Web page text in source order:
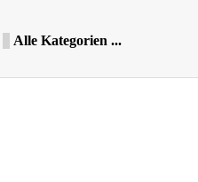
Alle Kategorien ...